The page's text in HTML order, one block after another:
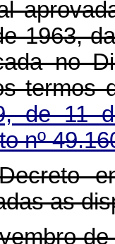
1963,
no
termos
de 11
nº
as
de